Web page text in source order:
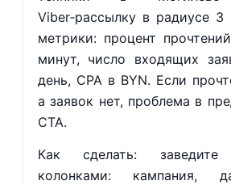
Viber‑рассылку в радиусе
метрики: процент
минут, число входящих
день, CPA в BYN. Если
а заявок нет, проблема в
CTA.
Как сделать:
колонками: кампания,